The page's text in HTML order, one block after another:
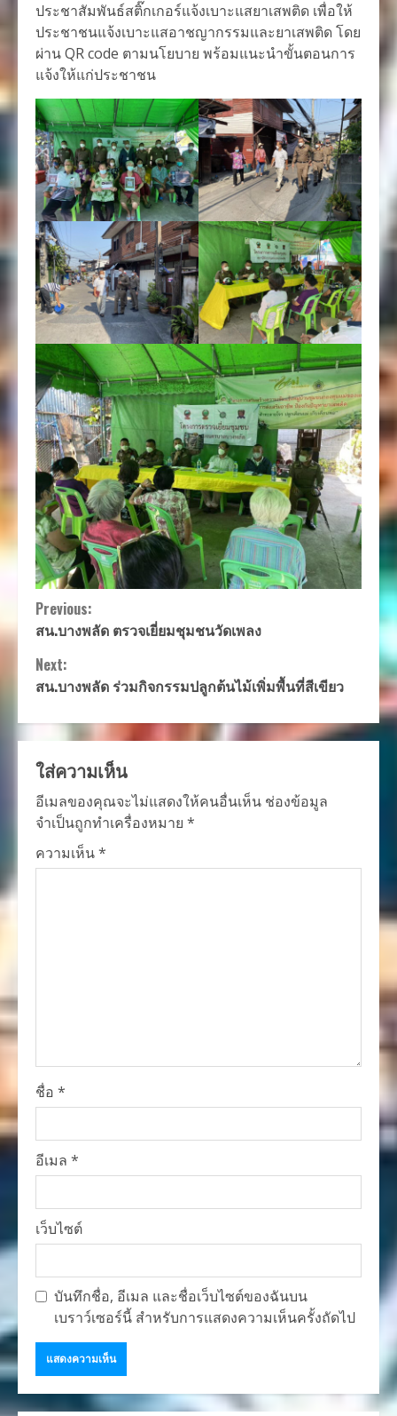
ประชาสัมพันธ์สติ๊กเกอร์แจ้งเบาะแสยาเสพติด เพื่อให้
ประชาชนแจ้งเบาะแสอาชญากรรมและยาเสพติด โดย
ผ่าน QR code ตามนโยบาย พร้อมแนะนำขั้นตอนการ
แจ้งให้แก่ประชาชน
Continue
Reading
Previous:
สน.บางพลัด ตรวจเยี่ยมชุมชนวัดเพลง
Next:
สน.บางพลัด ร่วมกิจกรรมปลูกต้นไม้เพิ่มพื้นที่สีเขียว
ใส่ความเห็น
อีเมลของคุณจะไม่แสดงให้คนอื่นเห็น ช่องข้อมูล
จำเป็นถูกทำเครื่องหมาย *
ความเห็น*
ชื่อ *
อีเมล *
เว็บไซต์
บันทึกชื่อ, อีเมล และชื่อเว็บไซต์ของฉันบน
เบราว์เซอร์นี้ สำหรับการแสดงความเห็นครั้งถัดไป